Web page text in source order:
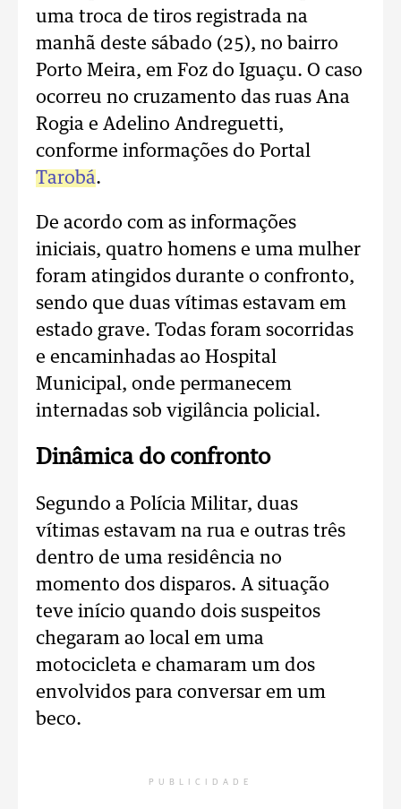
uma troca de tiros registrada na
manhã deste sábado (25), no bairro
Porto Meira, em Foz do Iguaçu. O caso
ocorreu no cruzamento das ruas Ana
Rogia e Adelino Andreguetti,
conforme informações do Portal
Tarobá.
De acordo com as informações
iniciais, quatro homens e uma mulher
foram atingidos durante o confronto,
sendo que duas vítimas estavam em
estado grave. Todas foram socorridas
e encaminhadas ao Hospital
Municipal, onde permanecem
internadas sob vigilância policial.
Dinâmica do confronto
Segundo a Polícia Militar, duas
vítimas estavam na rua e outras três
dentro de uma residência no
momento dos disparos. A situação
teve início quando dois suspeitos
chegaram ao local em uma
motocicleta e chamaram um dos
envolvidos para conversar em um
beco.
PUBLICIDADE